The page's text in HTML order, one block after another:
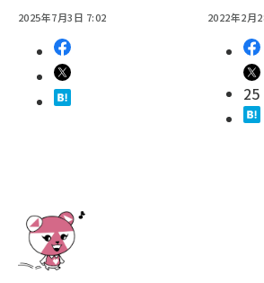
2025年7月3日 7:02 2022年2月
25